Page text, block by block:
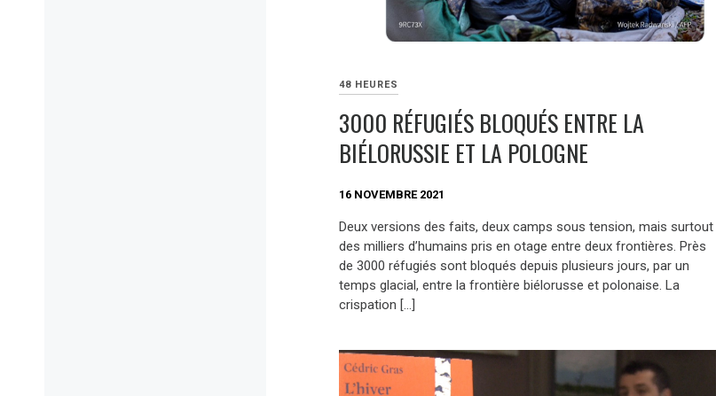
48 HEURES
3000 RÉFUGIÉS BLOQUÉS ENTRE LA
BIÉLORUSSIE ET LA POLOGNE
16 NOVEMBRE 2021
Deux versions des faits, deux camps sous tension, mais surtout
des milliers d’humains pris en otage entre deux frontières. Près
de 3000 réfugiés sont bloqués depuis plusieurs jours, par un
temps glacial, entre la frontière biélorusse et polonaise. La
crispation […]